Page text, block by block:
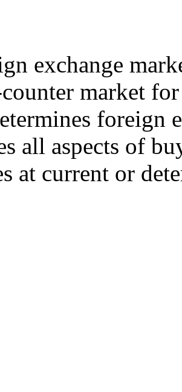
exchange
market
foreign
all aspects of
at current or